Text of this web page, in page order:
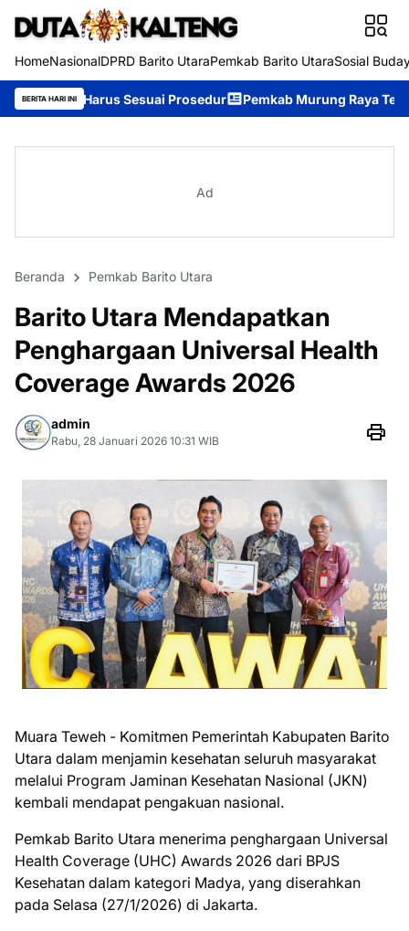
HomeNasionalDPRD Barito UtaraPemkab Barito UtaraSosial
BERITA HARI INI
Prosedur Pemkab Murung Raya Tetapkan Status Siaga
Ad
Beranda Pemkab Barito Utara
Barito Utara Mendapatkan
Penghargaan Universal Health
Coverage Awards 2026
admin
Rabu, 28 Januari 2026 10:31 WIB
Muara Teweh - Komitmen Pemerintah Kabupaten Barito
Utara dalam menjamin kesehatan seluruh masyarakat
melalui Program Jaminan Kesehatan Nasional (JKN)
kembali mendapat pengakuan nasional.
Pemkab Barito Utara menerima penghargaan Universal
Health Coverage (UHC) Awards 2026 dari BPJS
Kesehatan dalam kategori Madya, yang diserahkan
pada Selasa (27/1/2026) di Jakarta.